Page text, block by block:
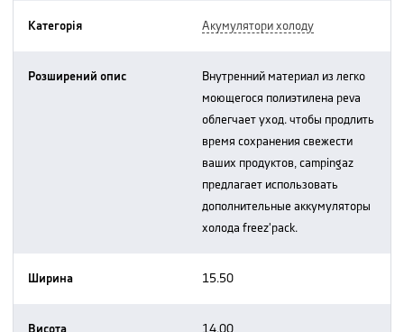
Категорія акумулятори холоду
Розширений опис
внутренний материал из легко
моющегося полиэтилена peva
облегчает уход. чтобы продлить
время сохранения свежести
ваших продуктов, campingaz
предлагает использовать
дополнительные аккумуляторы
холода freez'pack.
Ширина 15.50
Висота 14.00